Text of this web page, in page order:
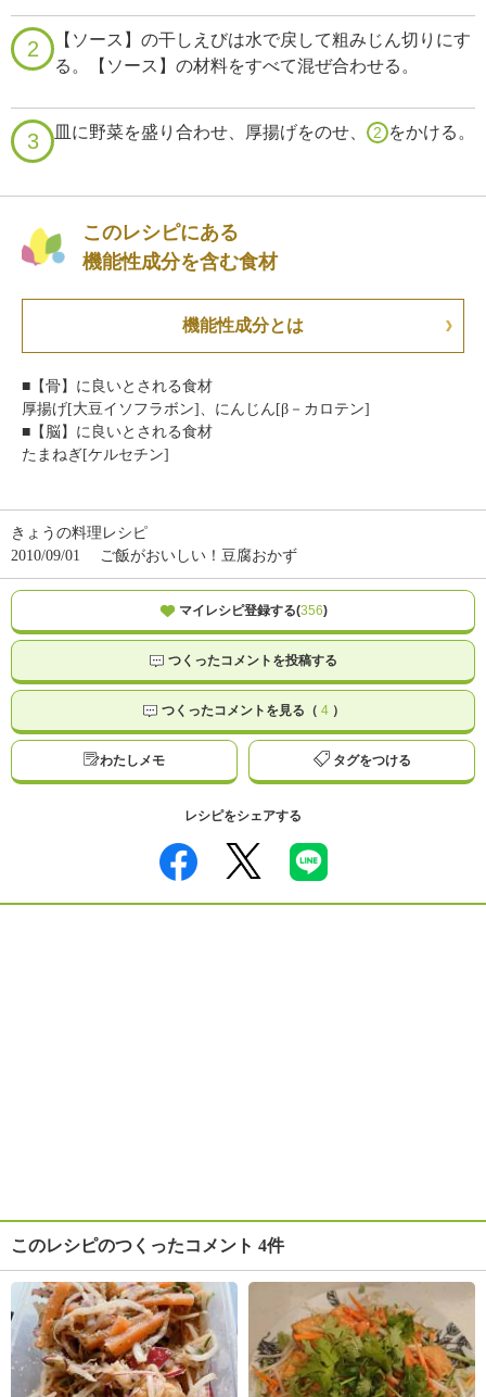
2
【ソース】の干しえびは水で戻して粗みじん切りにす
る。【ソース】の材料をすべて混ぜ合わせる。
3 皿に野菜を盛り合わせ、厚揚げをのせ、 2 をかける。
このレシピにある
機能性成分を含む食材
機能性成分とは
■【骨】に良いとされる食材
厚揚げ[大豆イソフラボン]、にんじん[β－カロテン]
■【脳】に良いとされる食材
たまねぎ[ケルセチン]
きょうの料理レシピ
2010/09/01
ご飯がおいしい！豆腐おかず
マイレシピ登録する(356)
つくったコメントを投稿する
つくったコメントを見る（ 4）
わたしメモ タグをつける
レシピをシェアする
このレシピのつくったコメント 4件